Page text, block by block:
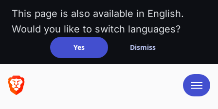
This page is also available in English.
Would you like to switch languages?
Yes Dismiss